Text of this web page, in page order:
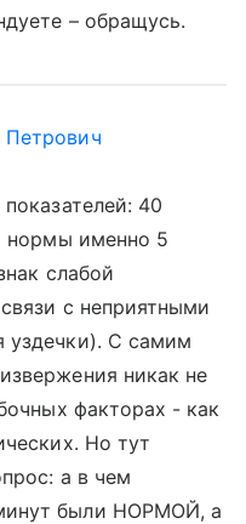
– обращусь.
40
нормы именно 5
слабой
с неприятными
уздечки). С самим
никак не
факторах - как
Но тут
а в чем
были НОРМОЙ, а